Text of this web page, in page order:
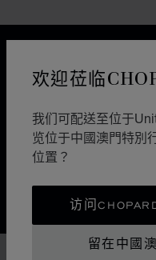
欢迎莅临
我们可配送至位于
览位于中國澳門特別
位置？
访问
留在中國
大自然引导着萧邦制
瑞士腕表是一曲细腻考